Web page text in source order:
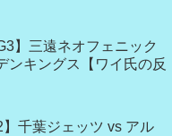
】三遠ネオフェニック
ンキングス【ワイ氏の反
】千葉ジェッツ vs アル